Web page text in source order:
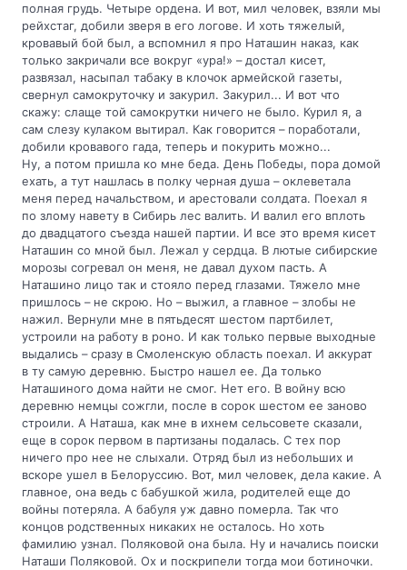
полная грудь. Четыре ордена. И вот, мил человек, взяли мы
рейхстаг, добили зверя в его логове. И хоть тяжелый,
кровавый бой был, а вспомнил я про Наташин наказ, как
только закричали все вокруг «ура!» – достал кисет,
развязал, насыпал табаку в клочок армейской газеты,
свернул самокруточку и закурил. Закурил... И вот что
скажу: слаще той самокрутки ничего не было. Курил я, а
сам слезу кулаком вытирал. Как говорится – поработали,
добили кровавого гада, теперь и покурить можно...
Ну, а потом пришла ко мне беда. День Победы, пора домой
ехать, а тут нашлась в полку черная душа – оклеветала
меня перед начальством, и арестовали солдата. Поехал я
по злому навету в Сибирь лес валить. И валил его вплоть
до двадцатого съезда нашей партии. И все это время кисет
Наташин со мной был. Лежал у сердца. В лютые сибирские
морозы согревал он меня, не давал духом пасть. А
Наташино лицо так и стояло перед глазами. Тяжело мне
пришлось – не скрою. Но – выжил, а главное – злобы не
нажил. Вернули мне в пятьдесят шестом партбилет,
устроили на работу в роно. И как только первые выходные
выдались – сразу в Смоленскую область поехал. И аккурат
в ту самую деревню. Быстро нашел ее. Да только
Наташиного дома найти не смог. Нет его. В войну всю
деревню немцы сожгли, после в сорок шестом ее заново
строили. А Наташа, как мне в ихнем сельсовете сказали,
еще в сорок первом в партизаны подалась. С тех пор
ничего про нее не слыхали. Отряд был из небольших и
вскоре ушел в Белоруссию. Вот, мил человек, дела какие. А
главное, она ведь с бабушкой жила, родителей еще до
войны потеряла. А бабуля уж давно померла. Так что
концов родственных никаких не осталось. Но хоть
фамилию узнал. Поляковой она была. Ну и начались поиски
Наташи Поляковой. Ох и поскрипели тогда мои ботиночки.